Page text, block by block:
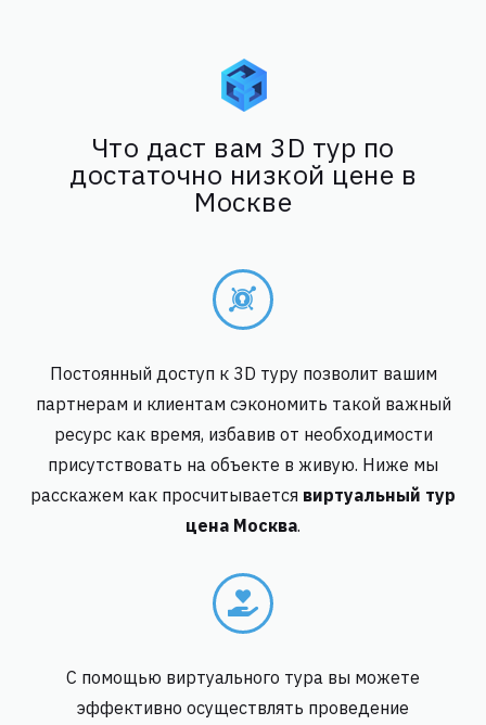
Что даст вам 3D тур по
достаточно низкой цене в
Москве
Постоянный доступ к 3D туру позволит вашим
партнерам и клиентам сэкономить такой важный
ресурс как время, избавив от необходимости
присутствовать на объекте в живую. Ниже мы
расскажем как просчитывается виртуальный тур
цена Москва.
С помощью виртуального тура вы можете
эффективно осуществлять проведение